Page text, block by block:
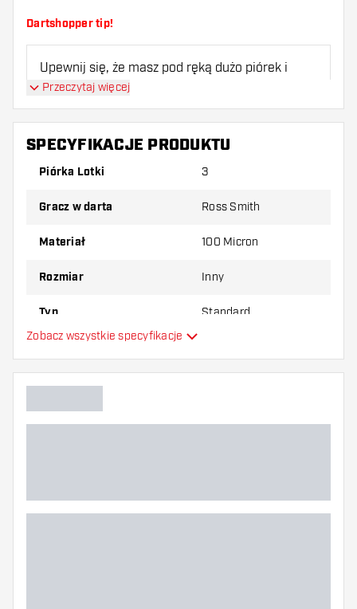
Dartshopper tip!
Upewnij się, że masz pod ręką dużo piórek i
shaftów. Mogą one zostać uszkodzone lub
złamane w wyniku użytkowania.
Wypróbuj inny kształt, materiał lub grubość
piórek, aby dowiedzieć się, który wariant
Przeczytaj więcej
SPECYFIKACJE PRODUKTU
Piórka Lotki 3
Gracz w darta Ross Smith
Materiał 100 Micron
Rozmiar Inny
Typ Standard
Dodatkowe kolory
Zobacz wszystkie specyfikacje